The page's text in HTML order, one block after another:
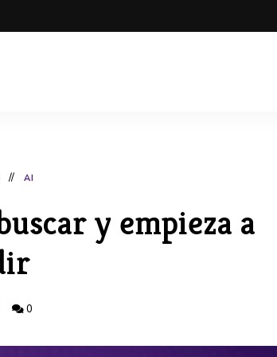
AI
y empieza a
0